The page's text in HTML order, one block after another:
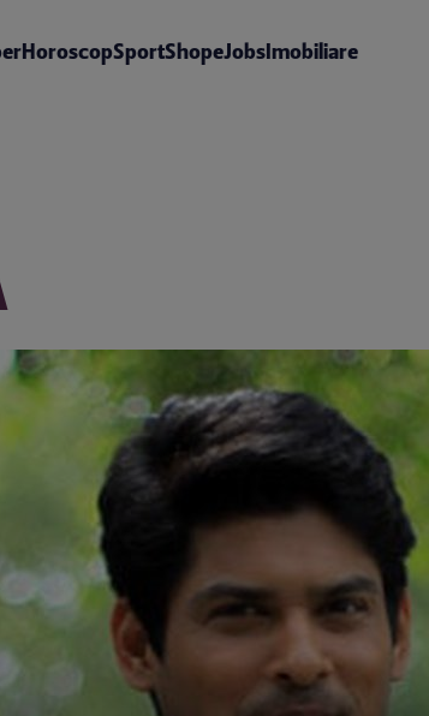
HoroscopSportShopeJobsImobiliare